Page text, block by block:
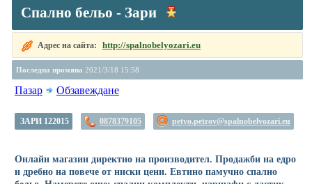
Спално бельо - Зари
Адрес на сайта: http://spalnobelyozari.eu
Последна промяна 2021/3/18 15:58
Пазар Обзавеждане
ЗАРИ 122015 0878379105 petyo.petrov@spalnobelyozari.eu
Онлайн магазин директно на производител. Продажби на едро
и дребно на повече от ниски цени. Евтино памучно спално